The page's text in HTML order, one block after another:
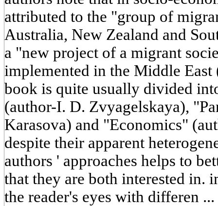
attributed to the "group of
Australia, New Zealand and
a "new project of a migrant
implemented in the Middle
book is quite usually divided
(author-I. D. Zvyagelskaya),
Karasova) and "Economics"
despite their apparent
authors ' approaches helps to
that they are both interested in.
the reader's eyes with differen ...